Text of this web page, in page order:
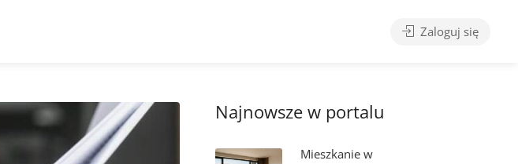
Zaloguj się
Najnowsze w portalu
Mieszkanie w